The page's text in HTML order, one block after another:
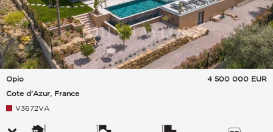
Opio
Cote d'Azur, France
4 500 000 EUR
V3672VA